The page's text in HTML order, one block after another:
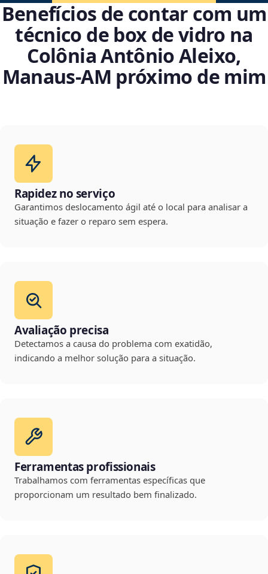
Benefícios de contar com um
técnico de box de vidro na
Colônia Antônio Aleixo,
Manaus‑AM próximo de mim
Rapidez no serviço
Garantimos deslocamento ágil até o local para analisar a
situação e fazer o reparo sem espera.
Avaliação precisa
Detectamos a causa do problema com exatidão,
indicando a melhor solução para a situação.
Ferramentas profissionais
Trabalhamos com ferramentas específicas que
proporcionam um resultado bem finalizado.